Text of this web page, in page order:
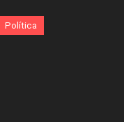
Política